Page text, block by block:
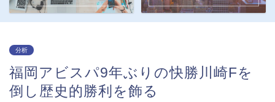
分析
福岡アビスパ9年ぶりの快勝川崎Fを
倒し歴史的勝利を飾る